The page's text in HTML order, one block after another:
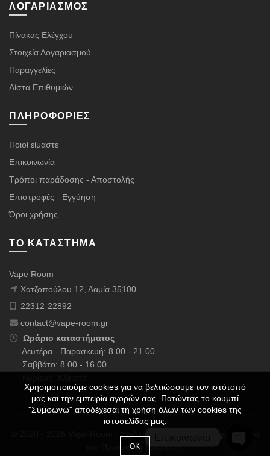
ΛΟΓΑΡΙΑΣΜΌΣ
Πίνακας Ελέγχου
Στοιχεία Λογαριασμού
Παραγγελίες
Λίστα Επιθυμιών
ΠΛΗΡΟΦΟΡΊΕΣ
Ποιοί είμαστε
Επικοινωνία
Τρόποι παράδοσης - Αποστολής
Επιστροφές - Εγγύηση
Όροι χρήσης
ΤΟ ΚΑΤΆΣΤΗΜΑ
Vape Room
Χατζοπούλου 12, Λαμία 35100
22312-22892
contact@vape-room.gr
Ωράριο καταστήματος
Δευτέρα - Παρασκευή: 8.00 - 21.00
Σαββάτο: 8.00 - 16.00
© 2020 - 2026 Vape Room | Σχεδιάστηκε με ❤️ & Πολλούς ☕ από
Παναγιώτη Σακαλάκη
Χρησιμοποιούμε cookies για να βελτιώσουμε τον ιστότοπό
μας και την εμπειρία αγορών σας. Πατώντας το κουμπί
"Συμφωνώ" αποδέχεσαι τη χρήση όλων των cookies της
ιστοσελίδας μας.
ΟΚ